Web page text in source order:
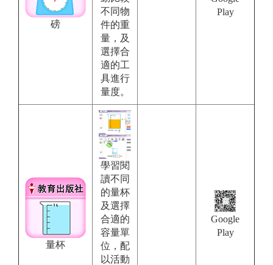
磅
不同物
件的重
量，及
選擇合
適的工
具進行
量度。
Play
量杯
學習閱
讀不同
的量杯
及選擇
合適的
容量單
位，配
以活動
Google
Play